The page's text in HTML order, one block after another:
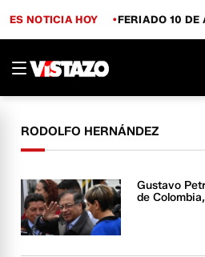
ES NOTICIA HOY FERIADO 10 DE
RODOLFO HERNÁNDEZ
Gustavo
de